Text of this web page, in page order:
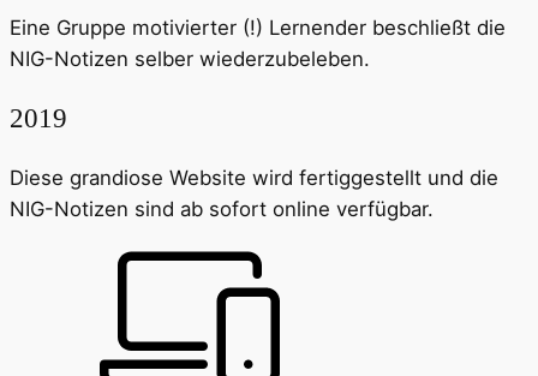
Eine Gruppe motivierter (!) Lernender beschließt die
NIG-Notizen selber wiederzubeleben.
2019
Diese grandiose Website wird fertiggestellt und die
NIG-Notizen sind ab sofort online verfügbar.